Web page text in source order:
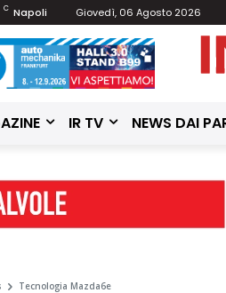
C Napoli Giovedì, 06 Agosto 2026
IR TV NEWS DAI
Tecnologia Mazda6e